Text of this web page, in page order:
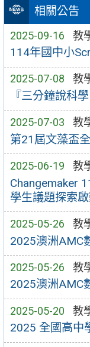
相關公告
2025-09-16 教
114年國中小
2025-07-08 教
『三分鐘說科
2025-07-03 教
第21屆文藻盃
2025-06-19 教
Changemaker
學生議題探索
2025-05-26 教
2025澳洲AMC
2025-05-26 教
2025澳洲AMC
2025-05-20 教
2025 全國高中